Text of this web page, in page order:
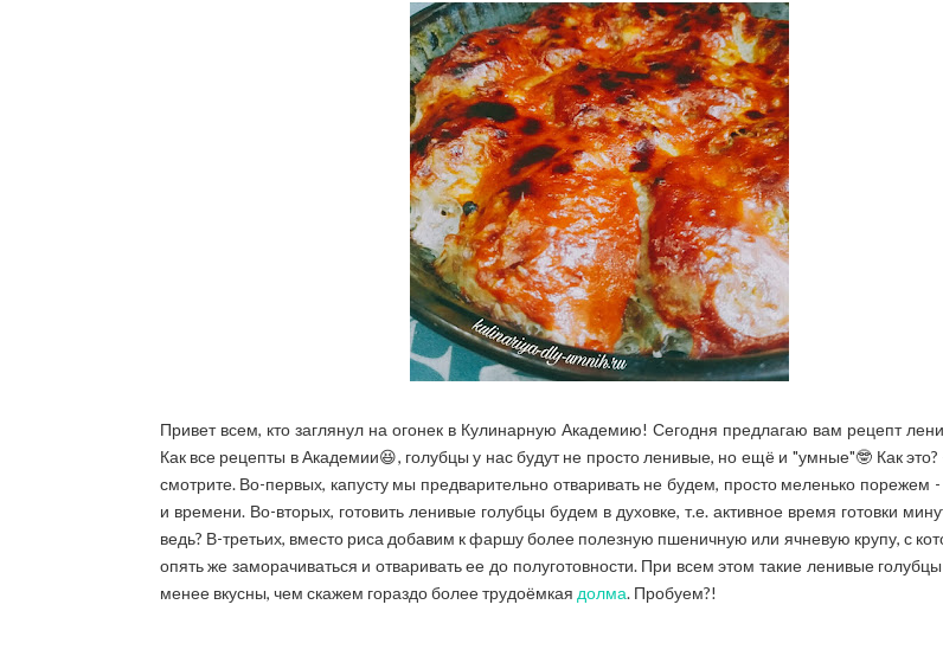
Привет всем, кто заглянул на огонек в Кулинарную Академию! Сегодня предлагаю вам рецепт
Как все рецепты в Академии😆, голубцы у нас будут не просто ленивые, но ещё и "умные"🤓 Как это?
смотрите. Во-первых, капусту мы предварительно отваривать не будем, просто меленько порежем
и времени. Во-вторых, готовить ленивые голубцы будем в духовке, т.е. активное время готовки
ведь? В-третьих, вместо риса добавим к фаршу более полезную пшеничную или ячневую крупу, с
опять же заморачиваться и отваривать ее до полуготовности. При всем этом такие ленивые
менее вкусны, чем скажем гораздо более трудоёмкая долма. Пробуем?!